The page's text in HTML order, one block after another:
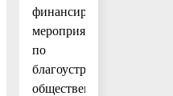
финансирования
мероприятий
по
благоустройству
общественных